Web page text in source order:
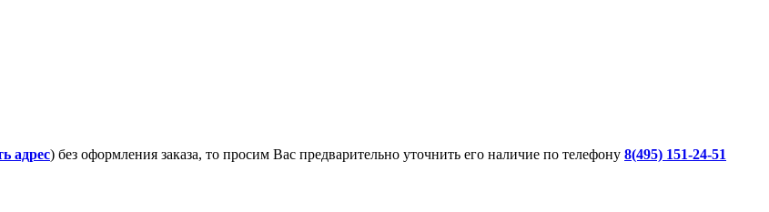
адрес) без оформления заказа, то просим Вас предварительно уточнить его наличие по телефону 8(495) 151-24-51